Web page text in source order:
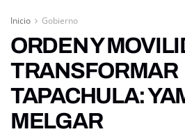
Inicio Gobierno
ORDEN Y
TRANSFORMAR
TAPACHULA:
MELGAR